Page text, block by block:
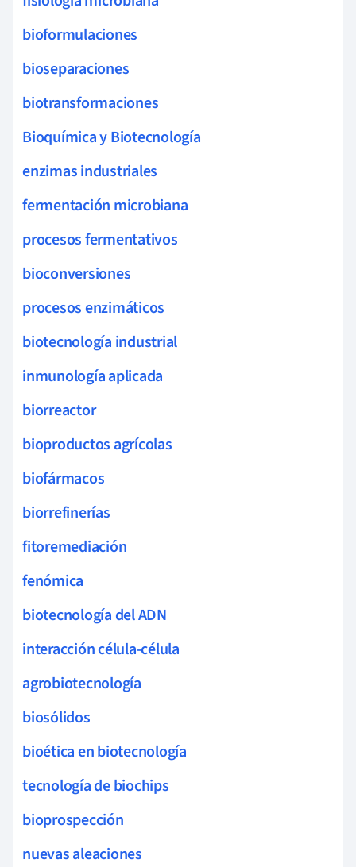
bioformulaciones
bioseparaciones
biotransformaciones
Bioquímica y Biotecnología
enzimas industriales
fermentación microbiana
procesos fermentativos
bioconversiones
procesos enzimáticos
biotecnología industrial
inmunología aplicada
biorreactor
bioproductos agrícolas
biofármacos
biorrefinerías
fitoremediación
fenómica
biotecnología del ADN
interacción célula-célula
agrobiotecnología
biosólidos
bioética en biotecnología
tecnología de biochips
bioprospección
nuevas aleaciones